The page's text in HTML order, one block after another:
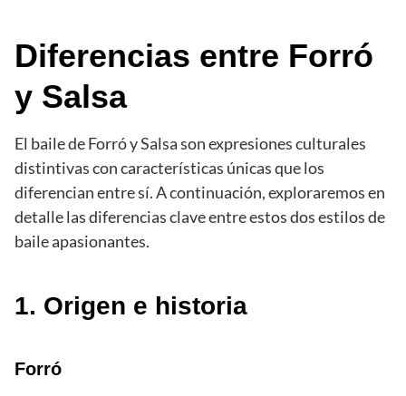
Diferencias entre Forró
y Salsa
El baile de Forró y Salsa son expresiones culturales
distintivas con características únicas que los
diferencian entre sí. A continuación, exploraremos en
detalle las diferencias clave entre estos dos estilos de
baile apasionantes.
1. Origen e historia
Forró